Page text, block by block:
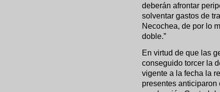
deberán afrontar
solventar gastos de
Necochea, de por lo
doble.”
En virtud de que las
conseguido torcer la
vigente a la fecha la
presentes